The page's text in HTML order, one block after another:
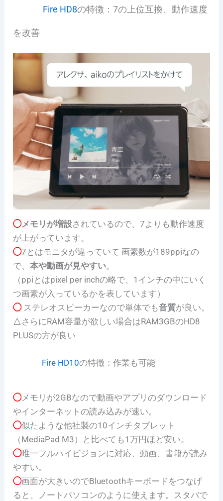
Fire HD8の特徴：7の上位互換、動作速度
を改善
◯メモリが増設されているので、7よりも動作速度
が上がっています。
◯7とはモニタが違っていて 画素数が189ppiなの
で、本や動画が見やすい。
（ppiとはpixel per inchの略で、1インチの中にいく
つ画素が入っているかを表しています）
◯ステレオスピーカーなので単体でも音質が良い。
△ さらにRAM容量が欲しい場合はRAM3GBのHD8
PLUSの方が良い
Fire HD10の特徴：作業も可能
◯メモリが2GBなので動画やアプリのダウンロード
やインターネットの読み込みが速い。
◯似たような他社製の10インチタブレット
（MediaPad M3）と比べても1万円ほど安い。
◯唯一フルハイビジョンに対応、動画、書籍が読み
やすい。
◯画面が大きいのでBluetoothキーボードをつなげ
ると、ノートパソコンのように使えます。スタバで